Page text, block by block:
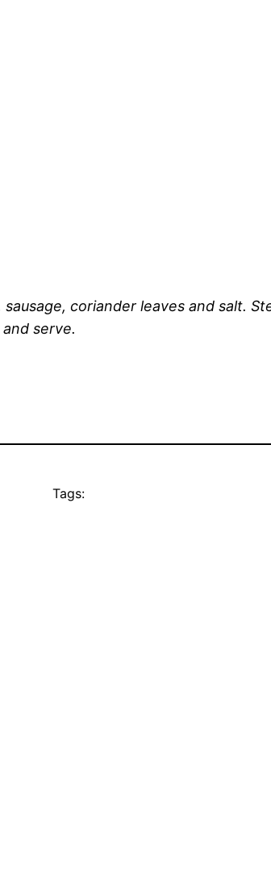
coriander leaves and salt.
serve.
Tags: